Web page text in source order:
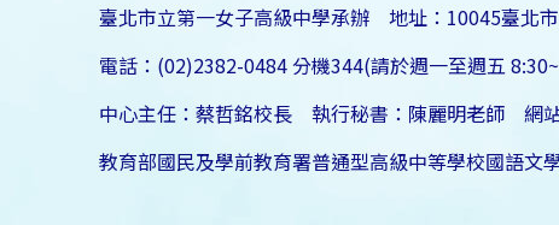
臺北市立第一女子高級中學承辦 地址：10045臺北
電話：(02)2382-0484 分機344(請於週一至週五
中心主任：蔡哲銘校長 執行秘書：陳麗明老師 網
教育部國民及學前教育署普通型高級中等學校國語文